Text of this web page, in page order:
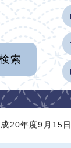
20年度9月15